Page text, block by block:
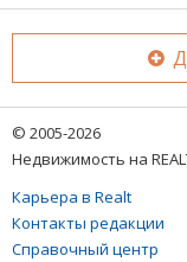
© 2005-2026
Недвижимость на
Карьера в Realt
Контакты редакции
Справочный центр